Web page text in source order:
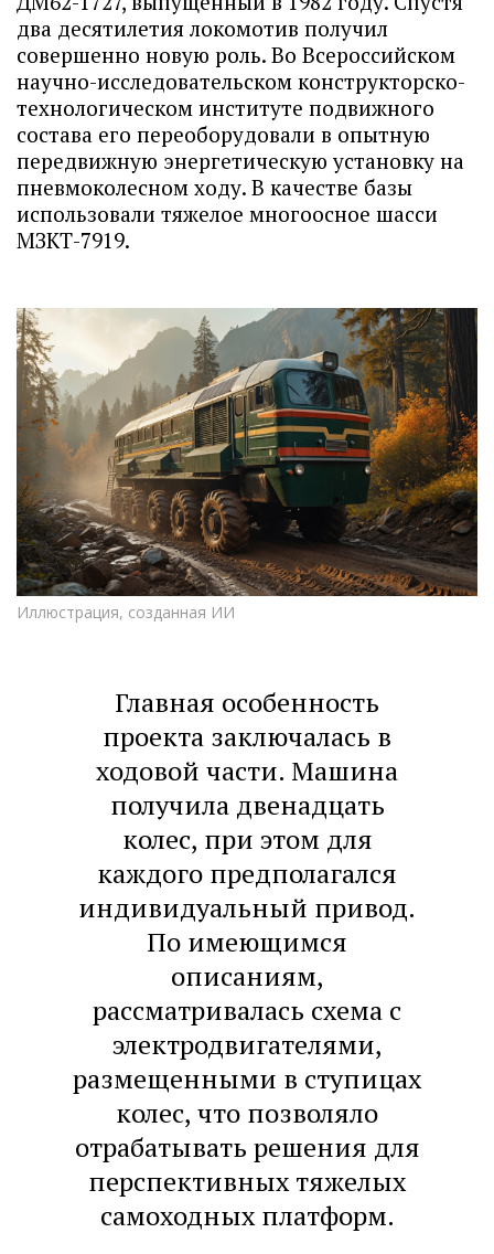
два десятилетия локомотив получил
совершенно новую роль. Во Всероссийском
научно-исследовательском конструкторско-
технологическом институте подвижного
состава его переоборудовали в опытную
передвижную энергетическую установку на
пневмоколесном ходу. В качестве базы
использовали тяжелое многоосное шасси
МЗКТ-7919.
Иллюстрация, созданная ИИ
Главная особенность
проекта заключалась в
ходовой части. Машина
получила двенадцать
колес, при этом для
каждого предполагался
индивидуальный привод.
По имеющимся
описаниям,
рассматривалась схема с
электродвигателями,
размещенными в ступицах
колес, что позволяло
отрабатывать решения для
перспективных тяжелых
самоходных платформ.